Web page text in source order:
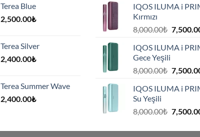
Terea Blue
2,500.00₺
Terea Silver
2,400.00₺
Terea Summer Wave
2,400.00₺
IQOS ILUMA i
Kırmızı
8,000.00₺ Orijinal
IQOS ILUMA i
Gece Yeşili
8,000.00₺ Orijinal
IQOS ILUMA i
Su Yeşili
8,000.00₺ Orijinal